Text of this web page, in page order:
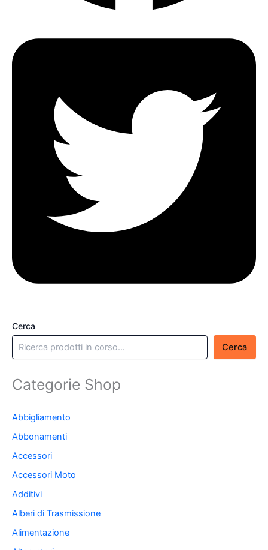
Cerca
Cerca
Categorie Shop
Abbigliamento
Abbonamenti
Accessori
Accessori Moto
Additivi
Alberi di Trasmissione
Alimentazione